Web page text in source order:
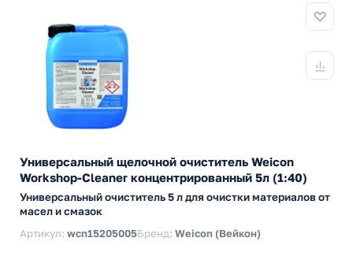
Универсальный щелочной очиститель Weicon
Workshop-Cleaner концентрированный 5л (1:40)
Универсальный очиститель 5 л для очистки материалов от
масел и смазок
Артикул: wcn15205005Бренд: Weicon (Вейкон)